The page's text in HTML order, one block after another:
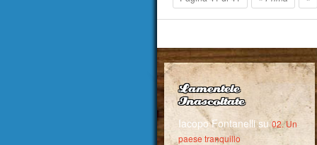
Lamentele
Inascoltate
Iacopo Fontanellisu02. Un
paese tranquillo